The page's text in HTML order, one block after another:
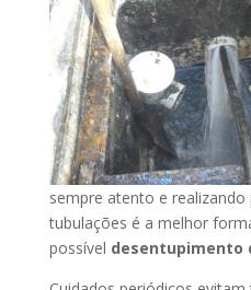
sempre atento e realizando
tubulações é a melhor
possível desentupimento